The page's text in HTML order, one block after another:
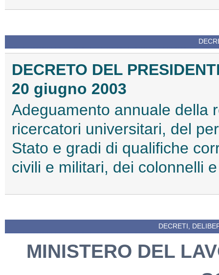
DECRETO DEL
20 giugno 2003
Adeguamento annuale della
ricercatori universitari, del
Stato e gradi di qualifiche
civili e militari, dei colonnelli
DECRETI,
MINISTERO DEL